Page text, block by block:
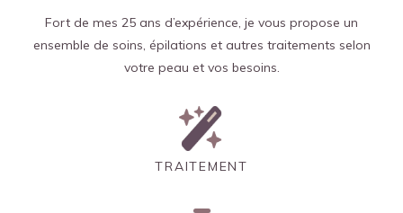
Fort de mes 25 ans d’expérience, je vous propose un
ensemble de soins, épilations et autres traitements selon
votre peau et vos besoins.
TRAITEMENT